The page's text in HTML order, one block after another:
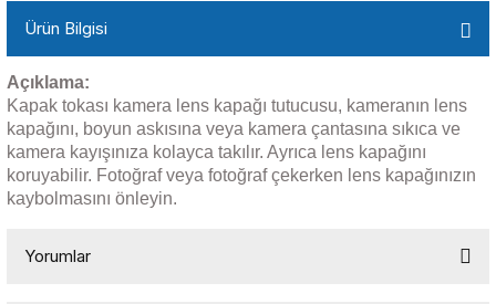
Ürün Bilgisi
Açıklama:
Kapak tokası kamera lens kapağı tutucusu, kameranın lens
kapağını, boyun askısına veya kamera çantasına sıkıca ve
kamera kayışınıza kolayca takılır. Ayrıca lens kapağını
koruyabilir. Fotoğraf veya fotoğraf çekerken lens kapağınızın
kaybolmasını önleyin.
Yorumlar